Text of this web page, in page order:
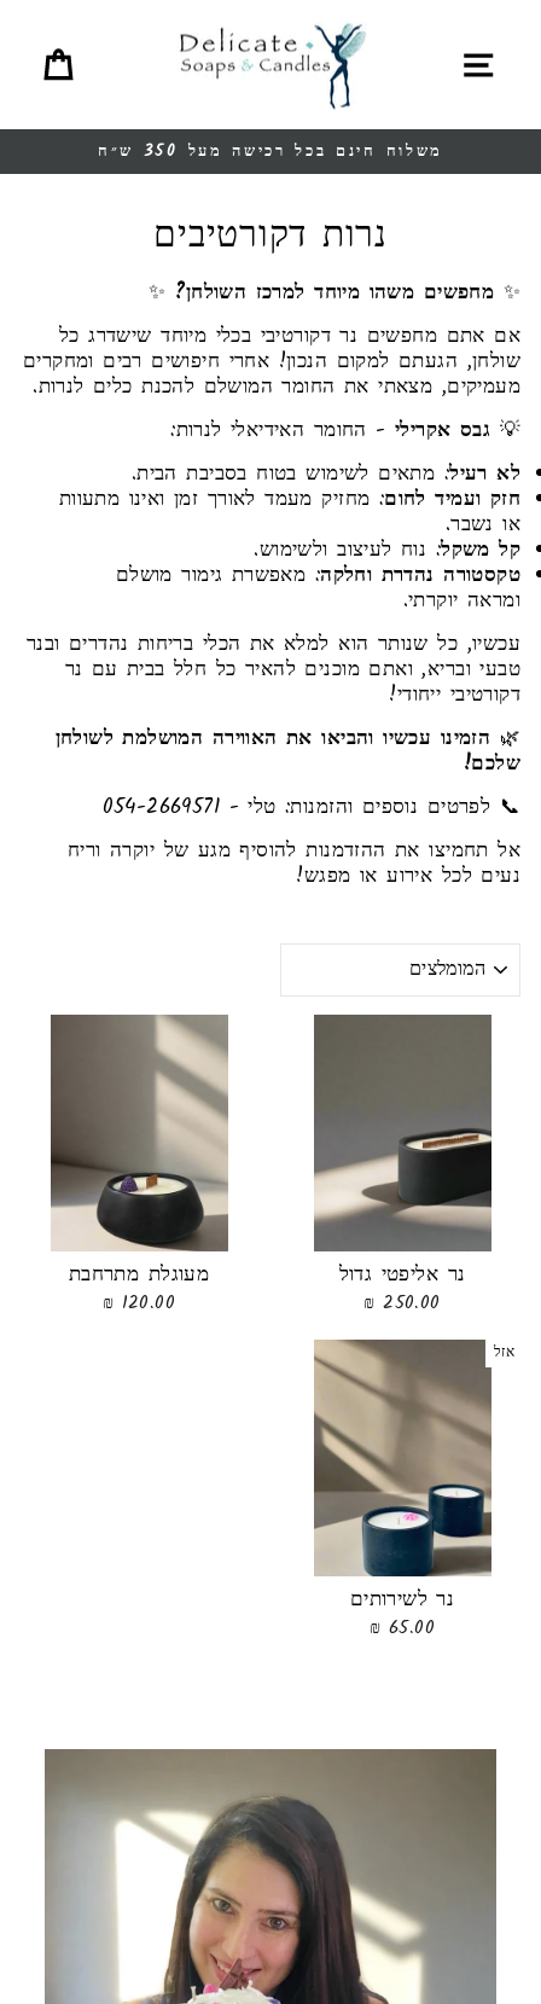
עצור
משלוח חינם בכל רכישה מעל 350 ש״ח
נרות דקורטיבים
✨ מחפשים משהו מיוחד למרכז השולחן? ✨
אם אתם מחפשים נר דקורטיבי בכלי מיוחד שישדרג כל
שולחן, הגעתם למקום הנכון! אחרי חיפושים רבים ומחקרים
מעמיקים, מצאתי את החומר המושלם להכנת כלים לנרות.
💡 גבס אקרילי- החומר האידיאלי לנרות:
לא רעיל: מתאים לשימוש בטוח בסביבת הבית.
חזק ועמיד לחום: מחזיק מעמד לאורך זמן ואינו מתעוות
או נשבר.
קל משקל: נוח לעיצוב ולשימוש.
טקסטורה נהדרת וחלקה: מאפשרת גימור מושלם
ומראה יוקרתי.
עכשיו, כל שנותר הוא למלא את הכלי בריחות נהדרים ובנר
טבעי ובריא, ואתם מוכנים להאיר כל חלל בבית עם נר
דקורטיבי ייחודי!
🌿 הזמינו עכשיו והביאו את האווירה המושלמת לשולחן
שלכם!
📞 לפרטים נוספים והזמנות: טלי - 054-2669571
אל תחמיצו את ההזדמנות להוסיף מגע של יוקרה וריח
נעים לכל אירוע או מפגש!
מינו
לפי
נר אליפטי גדול
250.00 ₪
מעוגלת מתרחבת
120.00 ₪
אזל
נר לשירותים
65.00 ₪